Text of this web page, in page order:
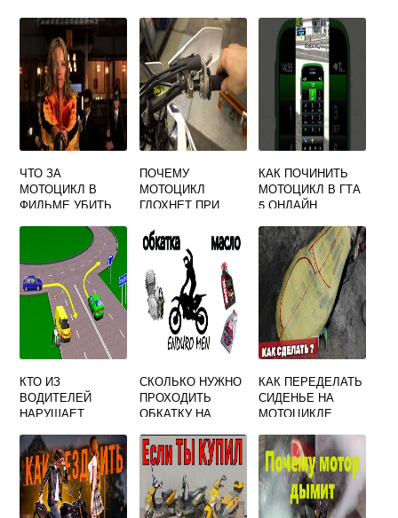
ЧТО ЗА
МОТОЦИКЛ В
ФИЛЬМЕ УБИТЬ
ПОЧЕМУ
МОТОЦИКЛ
ГЛОХНЕТ ПРИ
ОТКРЫТИИ ГАЗА
КАК ПОЧИНИТЬ
МОТОЦИКЛ В ГТА
5 ОНЛАЙН
КТО ИЗ
ВОДИТЕЛЕЙ
НАРУШАЕТ
ПОВОРОТА НА
ПЕРЕКРЕСТКЕ
ОБА ТОЛЬКО
ВОДИТЕЛЬ
МОТОЦИКЛА
СКОЛЬКО НУЖНО
ПРОХОДИТЬ
ОБКАТКУ НА
МОТОЦИКЛЕ
КАК ПЕРЕДЕЛАТЬ
СИДЕНЬЕ НА
МОТОЦИКЛЕ